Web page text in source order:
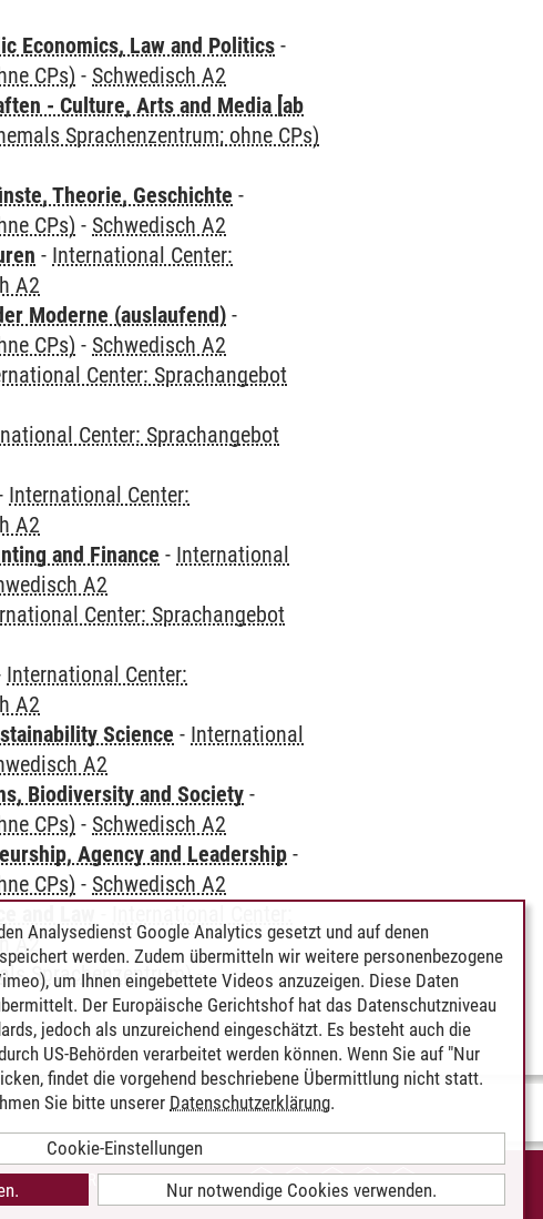
Economics, Law and Politics -
CPs) - Schwedisch A2
- Culture, Arts and Media [ab
Sprachenzentrum; ohne CPs)
Theorie, Geschichte -
CPs) - Schwedisch A2
- International Center:
A2
Moderne (auslaufend) -
CPs) - Schwedisch A2
Center: Sprachangebot
Center: Sprachangebot
International Center:
A2
and Finance - International
A2
Center: Sprachangebot
International Center:
A2
Science - International
A2
Biodiversity and Society -
CPs) - Schwedisch A2
Agency and Leadership -
CPs) - Schwedisch A2
and Law
A2
Sprachenzentrum)-
BARRIEREFREIHEIT
Analysedienst Google Analytics gesetzt und auf denen
werden. Zudem übermitteln wir weitere personenbezogene
um Ihnen eingebettete Videos anzuzeigen. Diese Daten
Der Europäische Gerichtshof hat das Datenschutzniveau
jedoch als unzureichend eingeschätzt. Es besteht auch die
US-Behörden verarbeitet werden können. Wenn Sie auf "Nur
findet die vorgehend beschriebene Übermittlung nicht statt.
Sie bitte unserer Datenschutzerklärung.
Cookie-Einstellungen
Nur notwendige Cookies verwenden.